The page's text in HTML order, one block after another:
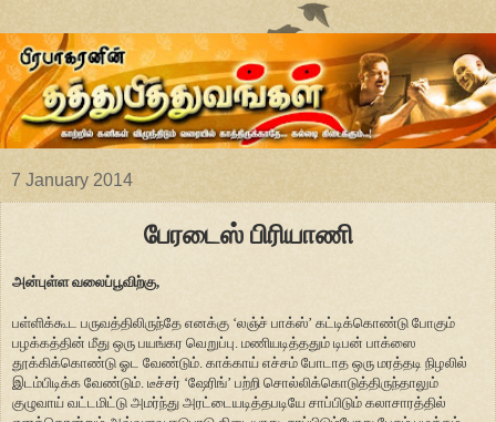
7 January 2014
பேரடைஸ் பிரியாணி
அன்புள்ள வலைப்பூவிற்கு,
பள்ளிக்கூட பருவத்திலிருந்தே எனக்கு ‘லஞ்ச் பாக்ஸ்’ கட்டிக்கொண்டு போகும்
பழக்கத்தின் மீது ஒரு பயங்கர வெறுப்பு. மணியடித்ததும் டிபன் பாக்ஸை
தூக்கிக்கொண்டு ஓட வேண்டும். காக்காய் எச்சம் போடாத ஒரு மரத்தடி நிழலில்
இடம்பிடிக்க வேண்டும். டீச்சர் ‘ஷேரிங்’ பற்றி சொல்லிக்கொடுத்திருந்தாலும்
குழுவாய் வட்டமிட்டு அமர்ந்து அரட்டையடித்தபடியே சாப்பிடும் கலாசாரத்தில்